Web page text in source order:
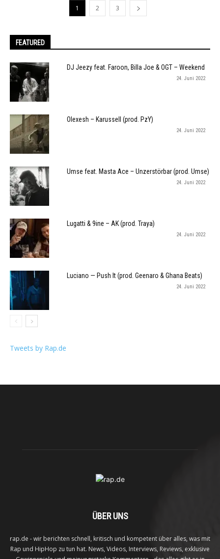
1 2 3
FEATURED
DJ Jeezy feat. Faroon, Billa Joe & OGT – Weekend
24. Juni 2022
Olexesh – Karussell (prod. PzY)
24. Juni 2022
Umse feat. Masta Ace – Unzerstörbar (prod. Umse)
24. Juni 2022
Lugatti & 9ine – AK (prod. Traya)
24. Juni 2022
Luciano — Push It (prod. Geenaro & Ghana Beats)
24. Juni 2022
Tweets by Rap.de
ÜBER UNS
rap.de - wir berichten schnell, kritisch und kompetent über alles, was mit
Rap und HipHop zu tun hat. News, Videos, Interviews, Reviews, exklusive